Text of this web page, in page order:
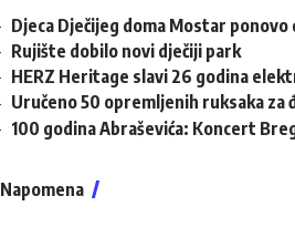
Djeca Dječijeg doma Mostar ponovo
Rujište dobilo novi dječiji park
HERZ Heritage slavi 26 godina
Uručeno 50 opremljenih ruksaka za
100 godina Abraševića: Koncert
Napomena